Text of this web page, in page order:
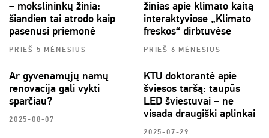
– mokslininkų žinia:
šiandien tai atrodo kaip
pasenusi priemonė
PRIEŠ 5 MĖNESIUS
žinias apie klimato kaitą
interaktyviose „Klimato
freskos“ dirbtuvėse
PRIEŠ 6 MĖNESIUS
Ar gyvenamųjų namų
renovacija gali vykti
sparčiau?
2025-08-07
KTU doktorantė apie
šviesos taršą: taupūs
LED šviestuvai – ne
visada draugiški aplinkai
2025-07-29